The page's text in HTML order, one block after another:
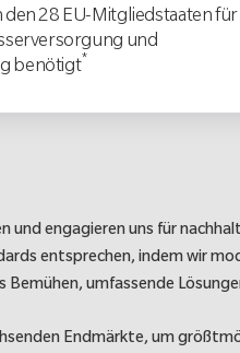
28 EU-Mitgliedstaaten
und
benötigt*
engagieren uns für
entsprechen, indem wir
umfassende
Endmärkte, um